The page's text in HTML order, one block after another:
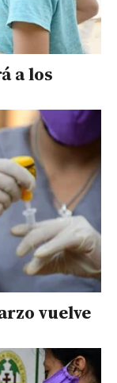
a los
vuelve